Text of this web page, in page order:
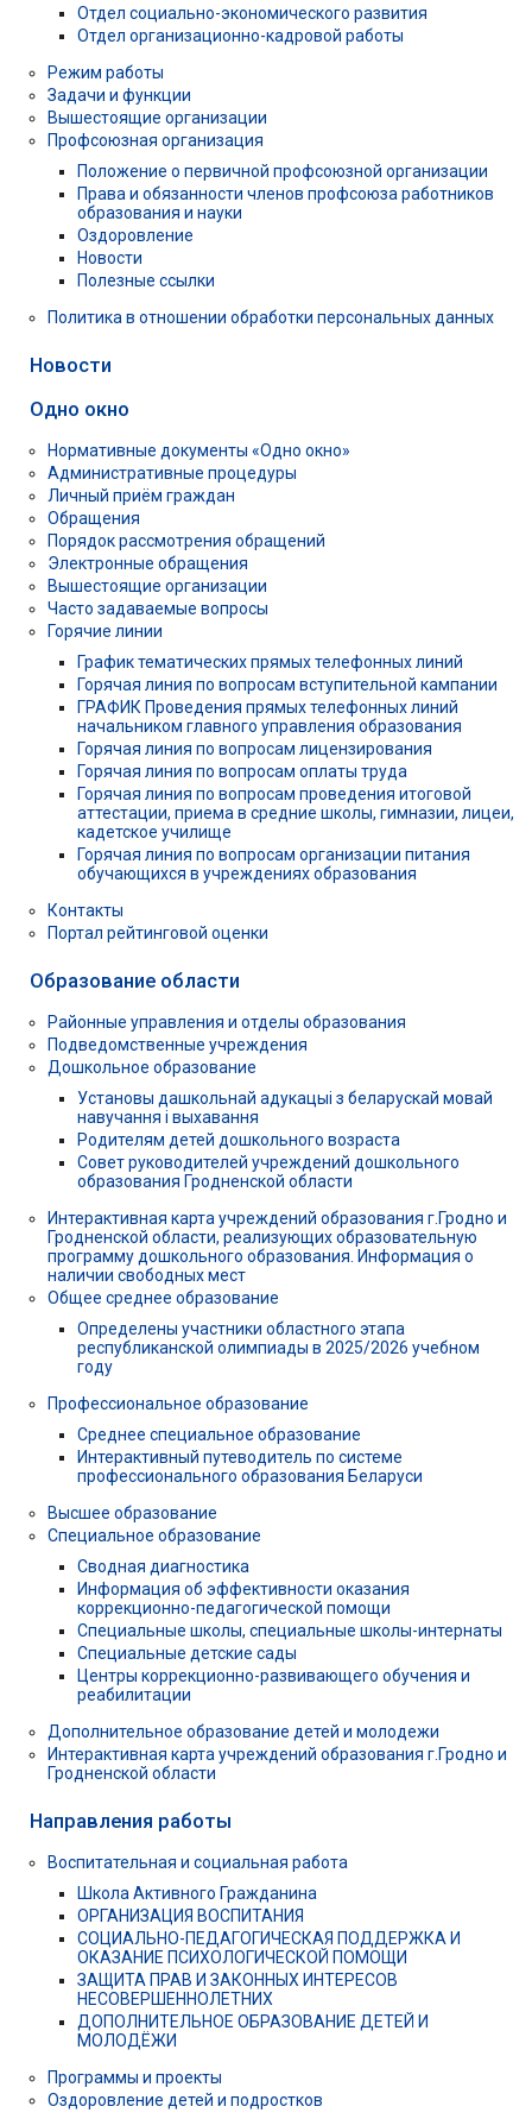
Отдел социально-экономического развития
Отдел организационно-кадровой работы
Режим работы
Задачи и функции
Вышестоящие организации
Профсоюзная организация
Положение о первичной профсоюзной организации
Права и обязанности членов профсоюза работников
образования и науки
Оздоровление
Новости
Полезные ссылки
Политика в отношении обработки персональных данных
Новости
Одно окно
Нормативные документы «Одно окно»
Административные процедуры
Личный приём граждан
Обращения
Порядок рассмотрения обращений
Электронные обращения
Вышестоящие организации
Часто задаваемые вопросы
Горячие линии
График тематических прямых телефонных линий
Горячая линия по вопросам вступительной кампании
ГРАФИК Проведения прямых телефонных линий
начальником главного управления образования
Горячая линия по вопросам лицензирования
Горячая линия по вопросам оплаты труда
Горячая линия по вопросам проведения итоговой
аттестации, приема в средние школы, гимназии, лицеи,
кадетское училище
Горячая линия по вопросам организации питания
обучающихся в учреждениях образования
Контакты
Портал рейтинговой оценки
Образование области
Районные управления и отделы образования
Подведомственные учреждения
Дошкольное образование
Установы дашкольнай адукацыі з беларускай мовай
навучання і выхавання
Родителям детей дошкольного возраста
Совет руководителей учреждений дошкольного
образования Гродненской области
Интерактивная карта учреждений образования г.Гродно и
Гродненской области, реализующих образовательную
программу дошкольного образования. Информация о
наличии свободных мест
Общее среднее образование
Определены участники областного этапа
республиканской олимпиады в 2025/2026 учебном
году
Профессиональное образование
Среднее специальное образование
Интерактивный путеводитель по системе
профессионального образования Беларуси
Высшее образование
Специальное образование
Сводная диагностика
Информация об эффективности оказания
коррекционно-педагогической помощи
Специальные школы, специальные школы-интернаты
Специальные детские сады
Центры коррекционно-развивающего обучения и
реабилитации
Дополнительное образование детей и молодежи
Интерактивная карта учреждений образования г.Гродно и
Гродненской области
Направления работы
Воспитательная и социальная работа
Школа Активного Гражданина
ОРГАНИЗАЦИЯ ВОСПИТАНИЯ
СОЦИАЛЬНО-ПЕДАГОГИЧЕСКАЯ ПОДДЕРЖКА И
ОКАЗАНИЕ ПСИХОЛОГИЧЕСКОЙ ПОМОЩИ
ЗАЩИТА ПРАВ И ЗАКОННЫХ ИНТЕРЕСОВ
НЕСОВЕРШЕННОЛЕТНИХ
ДОПОЛНИТЕЛЬНОЕ ОБРАЗОВАНИЕ ДЕТЕЙ И
МОЛОДЁЖИ
Программы и проекты
Оздоровление детей и подростков